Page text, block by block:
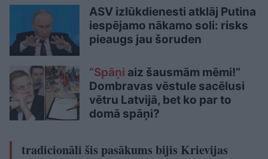
ASV izlūkdienesti atklāj Putina
iespējamo nākamo soli: risks
pieaugs jau šoruden
“Spāņi aiz šausmām mēmi!”
Dombravas vēstule sacēlusi
vētru Latvijā, bet ko par to
domā spāņi?
tradicionāli šis pasākums bijis Krievijas